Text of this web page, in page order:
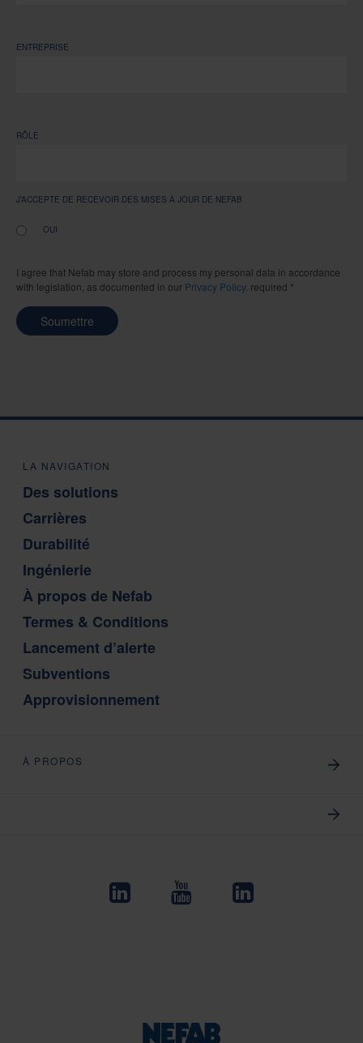
ENTREPRISE
RÔLE
J’ACCEPTE DE RECEVOIR DES MISES À JOUR DE NEFAB
OUI
I agree that Nefab may store and process my personal data in accordance
with legislation, as documented in our Privacy Policy. required *
Soumettre
LA NAVIGATION
Des solutions
Carrières
Durabilité
Ingénierie
À propos de Nefab
Termes & Conditions
Lancement d’alerte
Subventions
Approvisionnement
À PROPOS